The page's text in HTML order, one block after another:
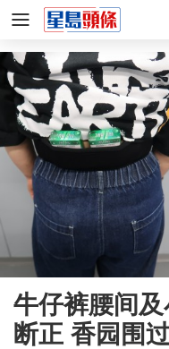
牛仔裤腰间
断正 香园围